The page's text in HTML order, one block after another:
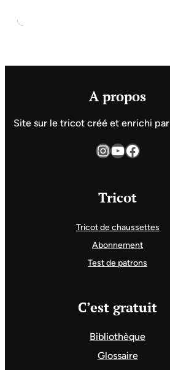
A propos
Site sur le tricot créé et enrichi par
InstagramYouTube Facebook
Tricot
Tricot de chaussettes
Abonnement
Test de patrons
C’est gratuit
Bibliothèque
Glossaire